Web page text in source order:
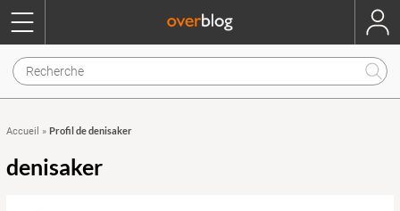
Accueil » Profil de denisaker
denisaker